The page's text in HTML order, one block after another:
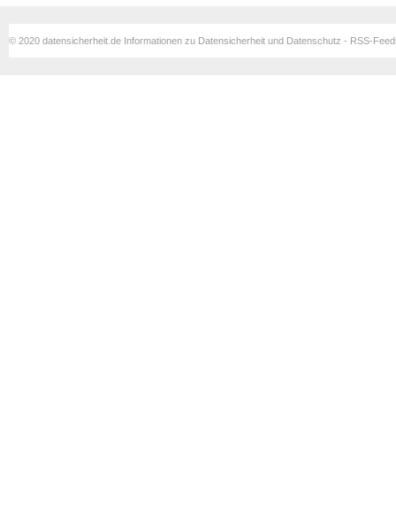
© 2020 datensicherheit.de Informationen zu Datensicherheit und Datenschutz - RSS-